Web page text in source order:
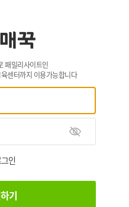
패밀리사이트인
센터까지 이용가능합니다
인